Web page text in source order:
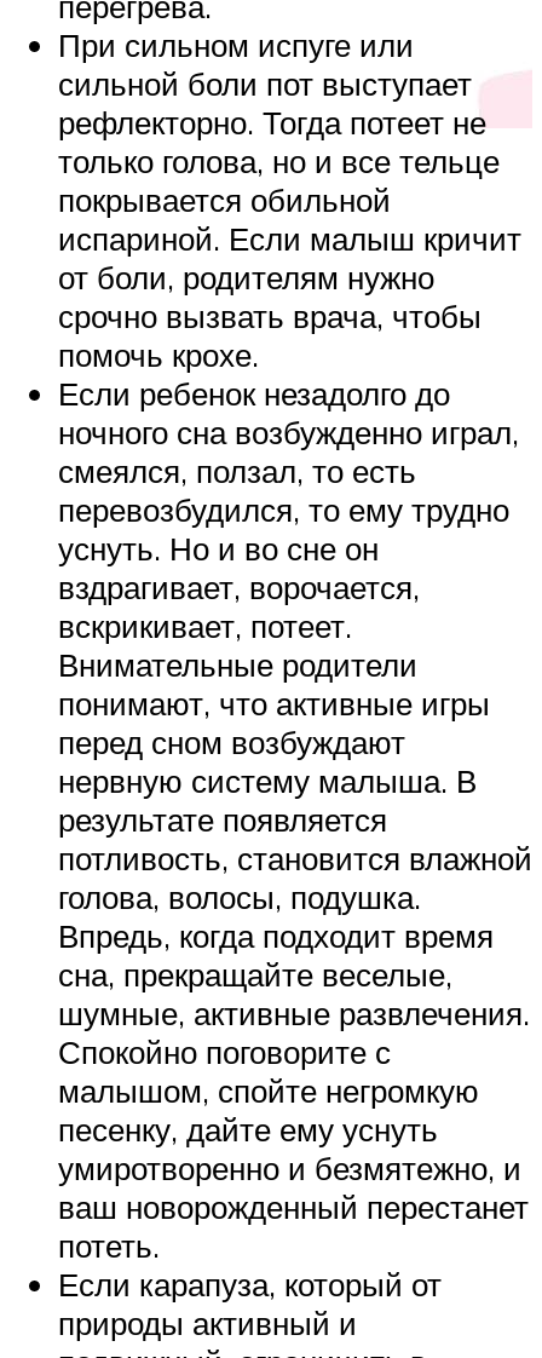
При сильном испуге или
сильной боли пот выступает
рефлекторно. Тогда потеет не
только голова, но и все тельце
покрывается обильной
испариной. Если малыш кричит
от боли, родителям нужно
срочно вызвать врача, чтобы
помочь крохе.
Если ребенок незадолго до
ночного сна возбужденно играл,
смеялся, ползал, то есть
перевозбудился, то ему трудно
уснуть. Но и во сне он
вздрагивает, ворочается,
вскрикивает, потеет.
Внимательные родители
понимают, что активные игры
перед сном возбуждают
нервную систему малыша. В
результате появляется
потливость, становится влажной
голова, волосы, подушка.
Впредь, когда подходит время
сна, прекращайте веселые,
шумные, активные развлечения.
Спокойно поговорите с
малышом, спойте негромкую
песенку, дайте ему уснуть
умиротворенно и безмятежно, и
ваш новорожденный перестанет
потеть.
Если карапуза, который от
природы активный и